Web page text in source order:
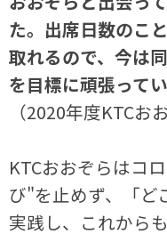
た。出席日数のこ
取れるので、今は
を目標に頑張ってい
（2020年度KTCお
KTCおおぞらはコ
び"を止めず、「ど
実践し、これから